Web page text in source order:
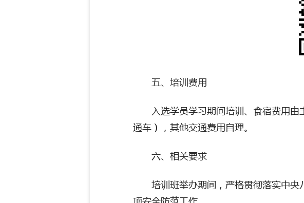
五、培训费用
入选学员学习期间培训、食宿费用
通车），其他交通费用自理。
六、相关要求
培训班举办期间，严格贯彻落实中